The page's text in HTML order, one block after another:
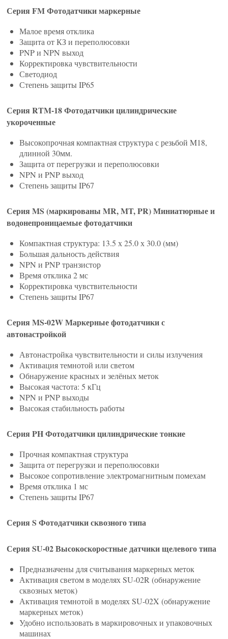
Серия FM Фотодатчики маркерные
Малое время отклика
Защита от КЗ и переполюсовки
PNP и NPN выход
Корректировка чувствительности
Светодиод
Степень защиты IP65
Серия RTM-18 Фотодатчики цилиндрические
укороченные
Высокопрочная компактная структура с резьбой M18,
длинной 30мм.
Защита от перегрузки и переполюсовки
NPN и PNP выход
Степень защиты IP67
Серия MS (маркированы MR, MT, PR) Миниатюрные и
водонепроницаемые фотодатчики
Компактная структура: 13.5 х 25.0 х 30.0 (мм)
Большая дальность действия
NPN и PNP транзистор
Время отклика 2 мс
Корректировка чувствительности
Степень защиты IP67
Серия MS-02W Маркерные фотодатчики с
автонастройкой
Автонастройка чувствительности и силы излучения
Активация темнотой или светом
Обнаружение красных и зелёных меток
Высокая частота: 5 кГц
NPN и PNP выходы
Высокая стабильность работы
Серия PH Фотодатчики цилиндрические тонкие
Прочная компактная структура
Защита от перегрузки и переполюсовки
Высокое сопротивление электромагнитным помехам
Время отклика 1 мс
Степень защиты IP67
Серия S Фотодатчики сквозного типа
Серия SU-02 Высокоскоростные датчики щелевого типа
Предназначены для считывания маркерных меток
Активация светом в моделях SU-02R (обнаружение
сквозных меток)
Активация темнотой в моделях SU-02X (обнаружение
маркерных меток)
Удобно использовать в маркировочных и упаковочных
машинах